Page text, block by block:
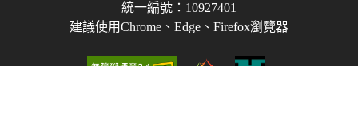
統一編號：10927401
建議使用Chrome、Edge、Firefox瀏覽器